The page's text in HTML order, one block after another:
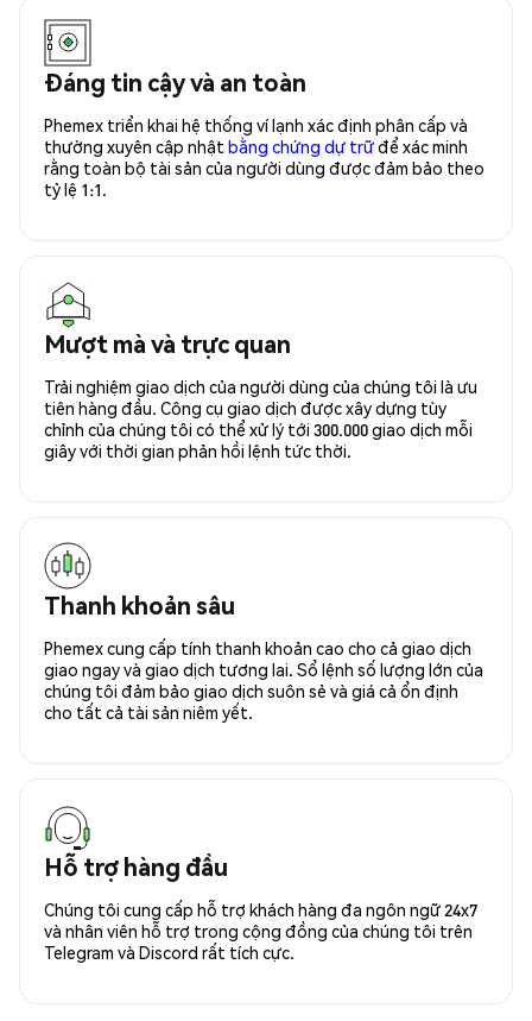
Đáng tin cậy và an toàn
Phemex triển khai hệ thống ví lạnh xác định phân cấp và
thường xuyên cập nhật bằng chứng dự trữđể xác minh
rằng toàn bộ tài sản của người dùng được đảm bảo theo
tỷ lệ 1:1.
Mượt mà và trực quan
Trải nghiệm giao dịch của người dùng của chúng tôi là ưu
tiên hàng đầu. Công cụ giao dịch được xây dựng tùy
chỉnh của chúng tôi có thể xử lý tới 300.000 giao dịch mỗi
giây với thời gian phản hồi lệnh tức thời.
Thanh khoản sâu
Phemex cung cấp tính thanh khoản cao cho cả giao dịch
giao ngay và giao dịch tương lai. Sổ lệnh số lượng lớn của
chúng tôi đảm bảo giao dịch suôn sẻ và giá cả ổn định
cho tất cả tài sản niêm yết.
Hỗ trợ hàng đầu
Chúng tôi cung cấp hỗ trợ khách hàng đa ngôn ngữ 24x7
và nhân viên hỗ trợ trong cộng đồng của chúng tôi trên
Telegram và Discord rất tích cực.